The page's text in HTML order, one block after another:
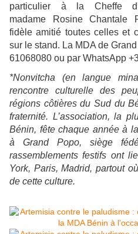
particulier à la Cheffe
madame Rosine
fidèle amitié toutes celles et
sur le stand. La MDA de
61068080 ou par WhatsApp
*Nonvitcha (en langue
rencontre culturelle des
régions côtières du Sud du
fraternité. L’association, la
Bénin, fête chaque année à
à Grand Popo, siège
rassemblements festifs ont
York, Paris, Madrid, partout
de cette culture.